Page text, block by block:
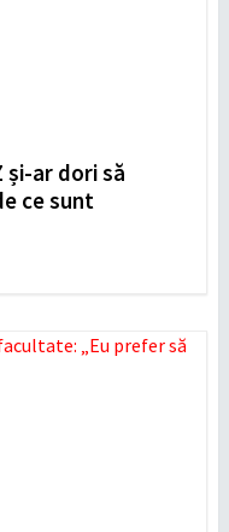
și-ar dori să
ce sunt